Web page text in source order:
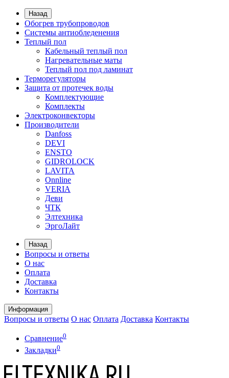
Назад
Обогрев трубопроводов
Системы антиобледенения
Теплый пол
Кабельный теплый пол
Нагревательные маты
Теплый пол под ламинат
Терморегуляторы
Защита от протечек воды
Комплектующие
Комплекты
Электроконвекторы
Производители
Danfoss
DEVI
ENSTO
GIDROLOCK
LAVITA
Onnline
VERIA
Деви
ЧТК
Элтехника
ЭргоЛайт
Назад
Вопросы и ответы
О нас
Оплата
Доставка
Контакты
Информация
Вопросы и ответы О нас Оплата Доставка Контакты
Сравнение0
Закладки0